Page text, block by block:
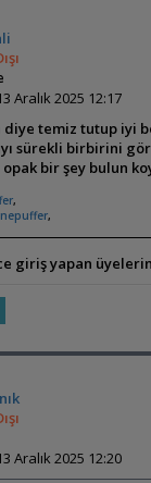
Aralık 2025 12:17
diye temiz tutup iyi
sürekli birbirini
bir şey bulun
,
,
giriş yapan
Aralık 2025 12:20